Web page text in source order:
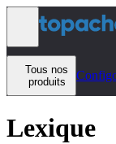
Aller au contenu
Tous nos
produits
Lexique